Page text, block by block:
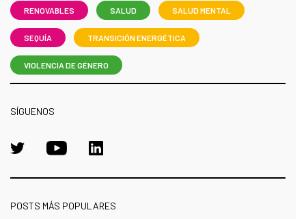
RENOVABLES SALUD SALUD MENTAL
SEQUÍA TRANSICIÓN ENERGÉTICA
VIOLENCIA DE GÉNERO
SÍGUENOS
POSTS MÁS POPULARES